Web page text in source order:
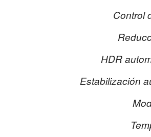
Control
HDR
Estabilización